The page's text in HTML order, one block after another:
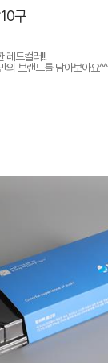
구
레드컬러!!!
의 브랜드를 담아보아요^^